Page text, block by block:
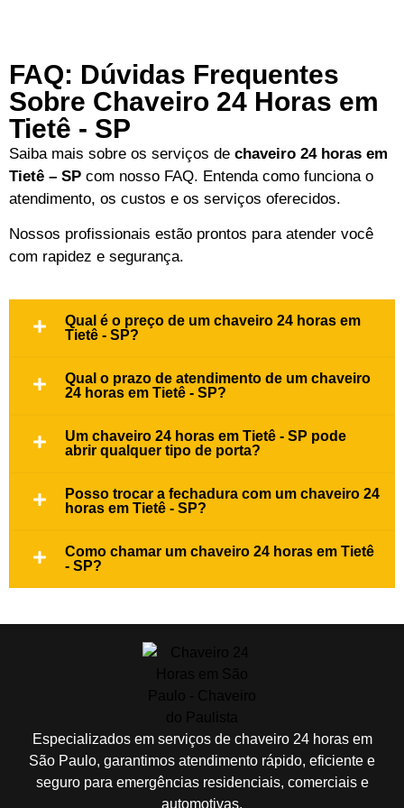
FAQ: Dúvidas Frequentes
Sobre Chaveiro 24 Horas em
Tietê - SP
Saiba mais sobre os serviços de chaveiro 24 horas em
Tietê – SP com nosso FAQ. Entenda como funciona o
atendimento, os custos e os serviços oferecidos.
Nossos profissionais estão prontos para atender você
com rapidez e segurança.
Qual é o preço de um chaveiro 24 horas em
Tietê - SP?
Qual o prazo de atendimento de um chaveiro
24 horas em Tietê - SP?
Um chaveiro 24 horas em Tietê - SP pode
abrir qualquer tipo de porta?
Posso trocar a fechadura com um chaveiro 24
horas em Tietê - SP?
Como chamar um chaveiro 24 horas em Tietê
- SP?
Especializados em serviços de chaveiro 24 horas em
São Paulo, garantimos atendimento rápido, eficiente e
seguro para emergências residenciais, comerciais e
automotivas.